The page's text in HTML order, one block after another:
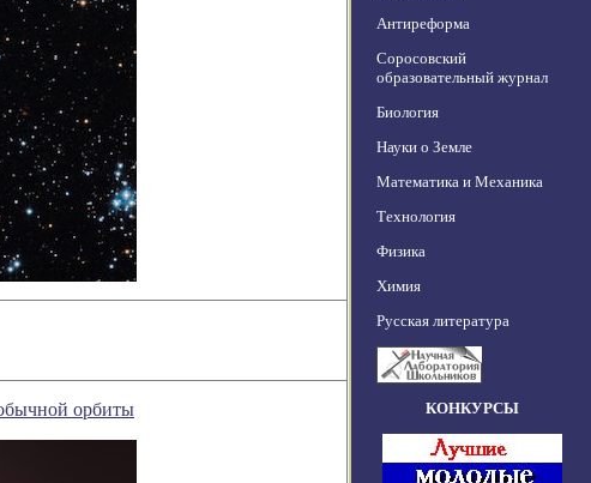
орбиты
Антиреформа
Соросовский
образовательный журнал
Биология
Науки о Земле
Математика и Механика
Технология
Физика
Химия
Русская литература
КОНКУРСЫ